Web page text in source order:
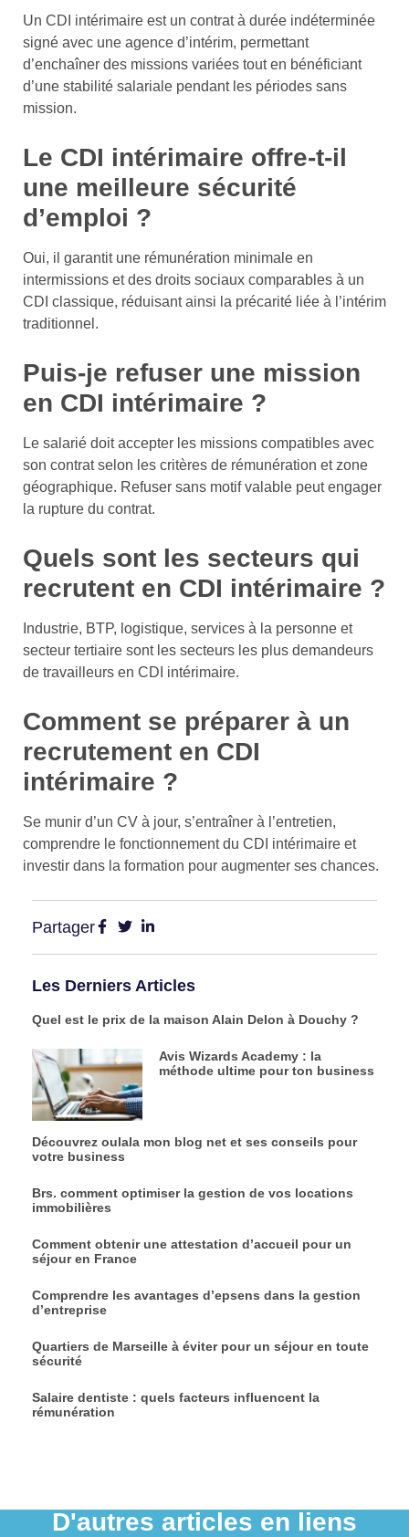
Un CDI intérimaire est un contrat à durée indéterminée
signé avec une agence d’intérim, permettant
d’enchaîner des missions variées tout en bénéficiant
d’une stabilité salariale pendant les périodes sans
mission.
Le CDI intérimaire offre-t-il
une meilleure sécurité
d’emploi ?
Oui, il garantit une rémunération minimale en
intermissions et des droits sociaux comparables à un
CDI classique, réduisant ainsi la précarité liée à l’intérim
traditionnel.
Puis-je refuser une mission
en CDI intérimaire ?
Le salarié doit accepter les missions compatibles avec
son contrat selon les critères de rémunération et zone
géographique. Refuser sans motif valable peut engager
la rupture du contrat.
Quels sont les secteurs qui
recrutent en CDI intérimaire ?
Industrie, BTP, logistique, services à la personne et
secteur tertiaire sont les secteurs les plus demandeurs
de travailleurs en CDI intérimaire.
Comment se préparer à un
recrutement en CDI
intérimaire ?
Se munir d’un CV à jour, s’entraîner à l’entretien,
comprendre le fonctionnement du CDI intérimaire et
investir dans la formation pour augmenter ses chances.
Partager
Les Derniers Articles
Quel est le prix de la maison Alain Delon à Douchy ?
Avis Wizards Academy : la
méthode ultime pour ton business
Découvrez oulala mon blog net et ses conseils pour
votre business
Brs. comment optimiser la gestion de vos locations
immobilières
Comment obtenir une attestation d’accueil pour un
séjour en France
Comprendre les avantages d’epsens dans la gestion
d’entreprise
Quartiers de Marseille à éviter pour un séjour en toute
sécurité
Salaire dentiste : quels facteurs influencent la
rémunération
D'autres articles en liens